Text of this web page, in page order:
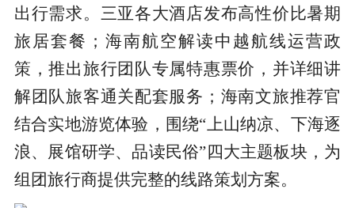
出行需求。三亚各大酒店发布高性价比暑期
旅居套餐；海南航空解读中越航线运营政
策，推出旅行团队专属特惠票价，并详细讲
解团队旅客通关配套服务；海南文旅推荐官
结合实地游览体验，围绕“上山纳凉、下海逐
浪、展馆研学、品读民俗”四大主题板块，为
组团旅行商提供完整的线路策划方案。